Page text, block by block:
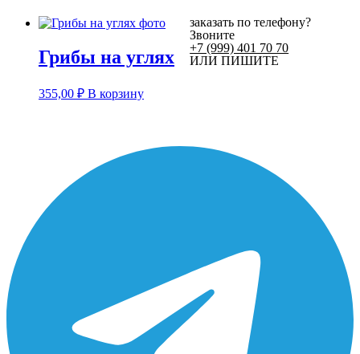
Грибы на углях
355,00 ₽ В корзину
заказать по телефону?
Звоните
+7 (999) 401 70 70
ИЛИ ПИШИТЕ